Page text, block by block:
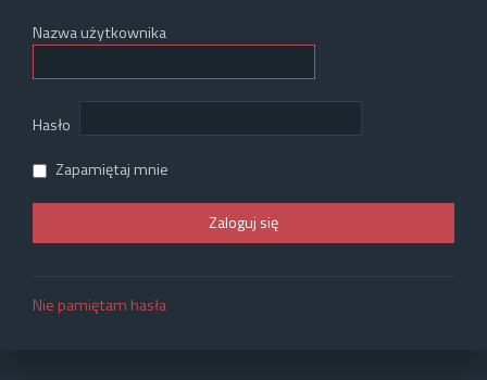
Nazwa użytkownika
Hasło
Zapamiętaj mnie
Nie pamiętam hasła